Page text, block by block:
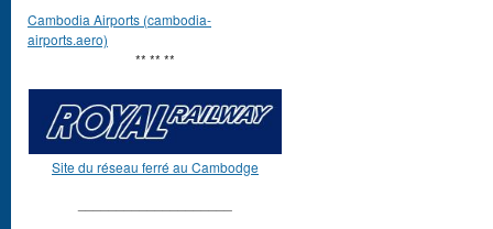
Cambodia Airports (cambodia-
airports.aero)
** ** **
Site du réseau ferré au Cambodge